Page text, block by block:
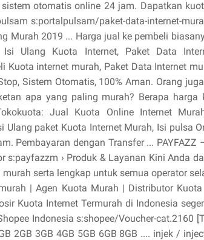
otomatis online 24 jam. Dapatkan
s:portalpulsam/paket-data-internet-
Murah 2019 ... Harga jual ke pembeli
Ulang Kuota Internet, Paket Data
Kuota internet murah, Paket Data Internet
Sistem Otomatis, 100% Aman. Orang
apa yang paling murah? Berapa harga
Jual Kuota Online Internet
paket Kuota Internet Murah, Isi pulsa
Pembayaran dengan Transfer ...
s:payfazzm › Produk & Layanan Kini Anda
serta lengkap untuk semua operator
| Agen Kuota Murah | Distributor
Kuota Internet Termurah di Indonesia
Indonesia s:shopee/Voucher-cat.2160
2GB 3GB 4GB 5GB 6GB 8GB .... injek /